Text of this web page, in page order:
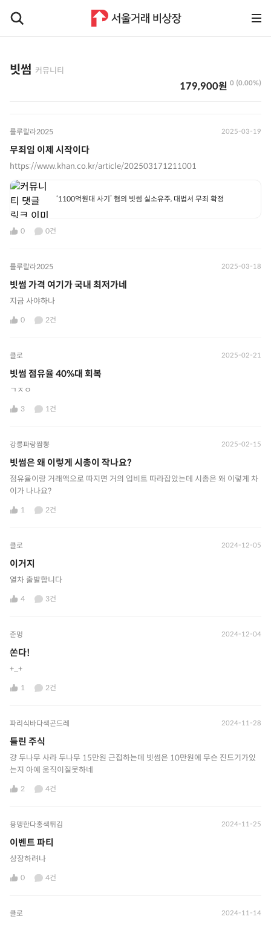
빗썸 커뮤니티
0 (0.00%)
179,900원
룰루랄라2025 2025-03-19
무죄임 이제 시작이다
https://www.khan.co.kr/article/202503171211001
‘1100억원대 사기’ 혐의 빗썸 실소유주, 대법서 무죄 확정
0 0건
룰루랄라2025 2025-03-18
빗썸 가격 여기가 국내 최저가네
지금 사야하나
0 2건
클로 2025-02-21
빗썸 점유율 40%대 회복
ㄱㅈㅇ
3 1건
강릉파랑짬뽕 2025-02-15
빗썸은 왜 이렇게 시총이 작나요?
점유율이랑 거래액으로 따지면 거의 업비트 따라잡았는데 시총은 왜 이렇게 차
이가 나나요?
1 2건
클로 2024-12-05
이거지
열차 출발합니다
4 3건
준멍 2024-12-04
쏜다!
+_+
1 2건
파리식바다색곤드레 2024-11-28
틀린 주식
걍 두나무 사라 두나무 15만원 근접하는데 빗썸은 10만원에 무슨 진드기가있
는지 아예 움직이질못하네
2 4건
용맹한다홍색튀김 2024-11-25
이벤트 파티
상장하려나
0 4건
클로 2024-11-14